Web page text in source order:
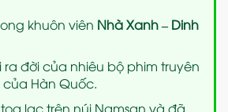
khuôn viên Nhà Xanh – Dinh
đời của nhiêu bộ phim truyên
của Hàn Quốc.
lạc trên núi Namsan và đã